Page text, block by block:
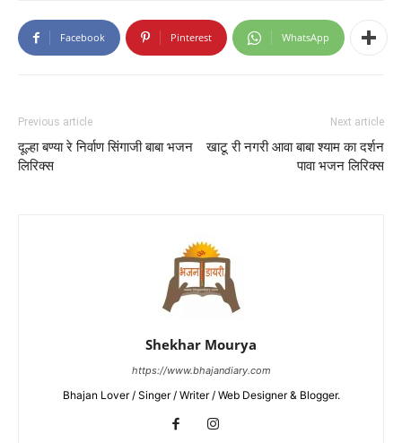
Facebook Pinterest WhatsApp
Previous article
दूल्हा बण्या रे निर्वाण सिंगाजी बाबा भजन
लिरिक्स
Next article
खाटू री नगरी आवा बाबा श्याम का दर्शन
पावा भजन लिरिक्स
Shekhar Mourya
https://www.bhajandiary.com
Bhajan Lover / Singer / Writer / Web Designer & Blogger.